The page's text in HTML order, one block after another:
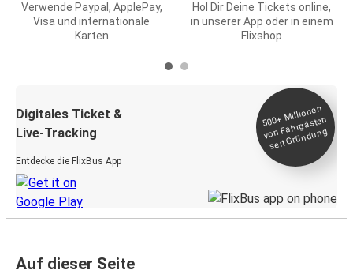
Verwende Paypal, ApplePay,
Visa und internationale
Karten
Hol Dir Deine Tickets online,
in unserer App oder in einem
Flixshop
Digitales Ticket &
Live-Tracking
Entdecke die FlixBus App
500+
Millionen
von Fahrgästen
seit
Gründung
Auf dieser Seite